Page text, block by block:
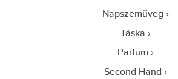
Napszemüveg
Táska
Parfüm
Second Hand